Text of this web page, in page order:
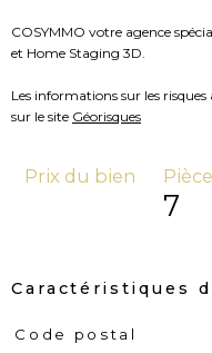
COSYMMO votre agence
et Home Staging 3D.
Les informations sur les
sur le site Géorisques
Prix du bien
7
Caractéristiques
Caractéristiques Valeurs
Code postal